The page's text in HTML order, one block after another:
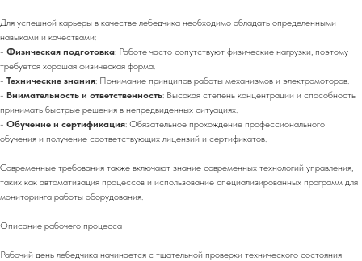
Для успешной карьеры в качестве лебедчика необходимо обладать определенными
навыками и качествами:
- Физическая подготовка: Работе часто сопутствуют физические нагрузки, поэтому
требуется хорошая физическая форма.
- Технические знания: Понимание принципов работы механизмов и электромоторов.
- Внимательность и ответственность: Высокая степень концентрации и способность
принимать быстрые решения в непредвиденных ситуациях.
- Обучение и сертификация: Обязательное прохождение профессионального
обучения и получение соответствующих лицензий и сертификатов.
Современные требования также включают знание современных технологий управления,
таких как автоматизация процессов и использование специализированных программ для
мониторинга работы оборудования.
Описание рабочего процесса
Рабочий день лебедчика начинается с тщательной проверки технического состояния